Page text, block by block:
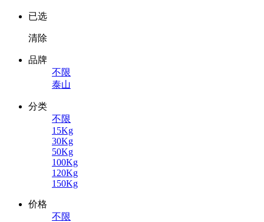
已选
清除
品牌
不限
泰山
分类
不限
15Kg
30Kg
50Kg
100Kg
120Kg
150Kg
价格
不限